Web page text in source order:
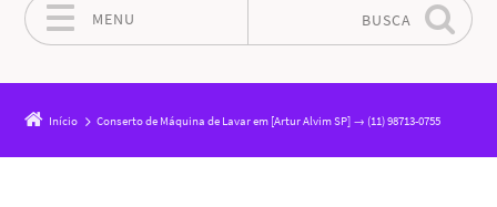
MENU BUSCA
Início Conserto de Máquina de Lavar em [Artur Alvim SP] → (11) 98713-0755